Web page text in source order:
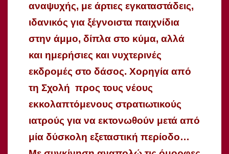
αναψυχής, με άρτιες εγκαταστάδεις,
ιδανικός για ξέγνοιστα παιχνίδια
στην άμμο, δίπλα στο κύμα, αλλά
και ημερήσιες και νυχτερινές
εκδρομές στο δάσος. Χορηγία από
τη Σχολή προς τους νέους
εκκολαπτόμενους στρατιωτικούς
ιατρούς για να εκτονωθούν μετά από
μία δύσκολη εξεταστική περίοδο…